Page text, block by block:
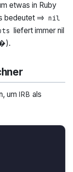
etwas in Ruby
bedeutet => nil
liefert immer nil
um IRBals